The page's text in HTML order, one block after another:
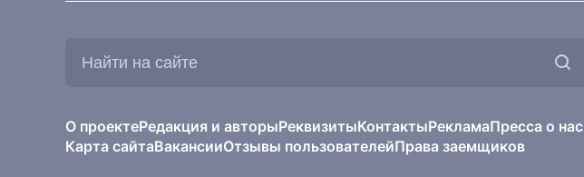
О проектеРедакция и авторыРеквизитыКонтактыРекламаПресса о нас
Карта сайтаВакансииОтзывы пользователейПрава заемщиков